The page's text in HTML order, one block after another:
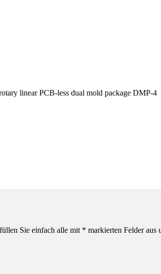
Sie einfach alle mit * markierten Felder aus